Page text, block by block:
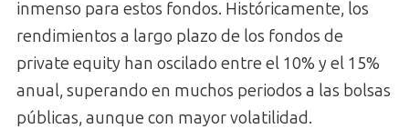
inmenso para estos fondos. Históricamente, los
rendimientos a largo plazo de los fondos de
private equity han oscilado entre el 10% y el 15%
anual, superando en muchos periodos a las bolsas
públicas, aunque con mayor volatilidad.